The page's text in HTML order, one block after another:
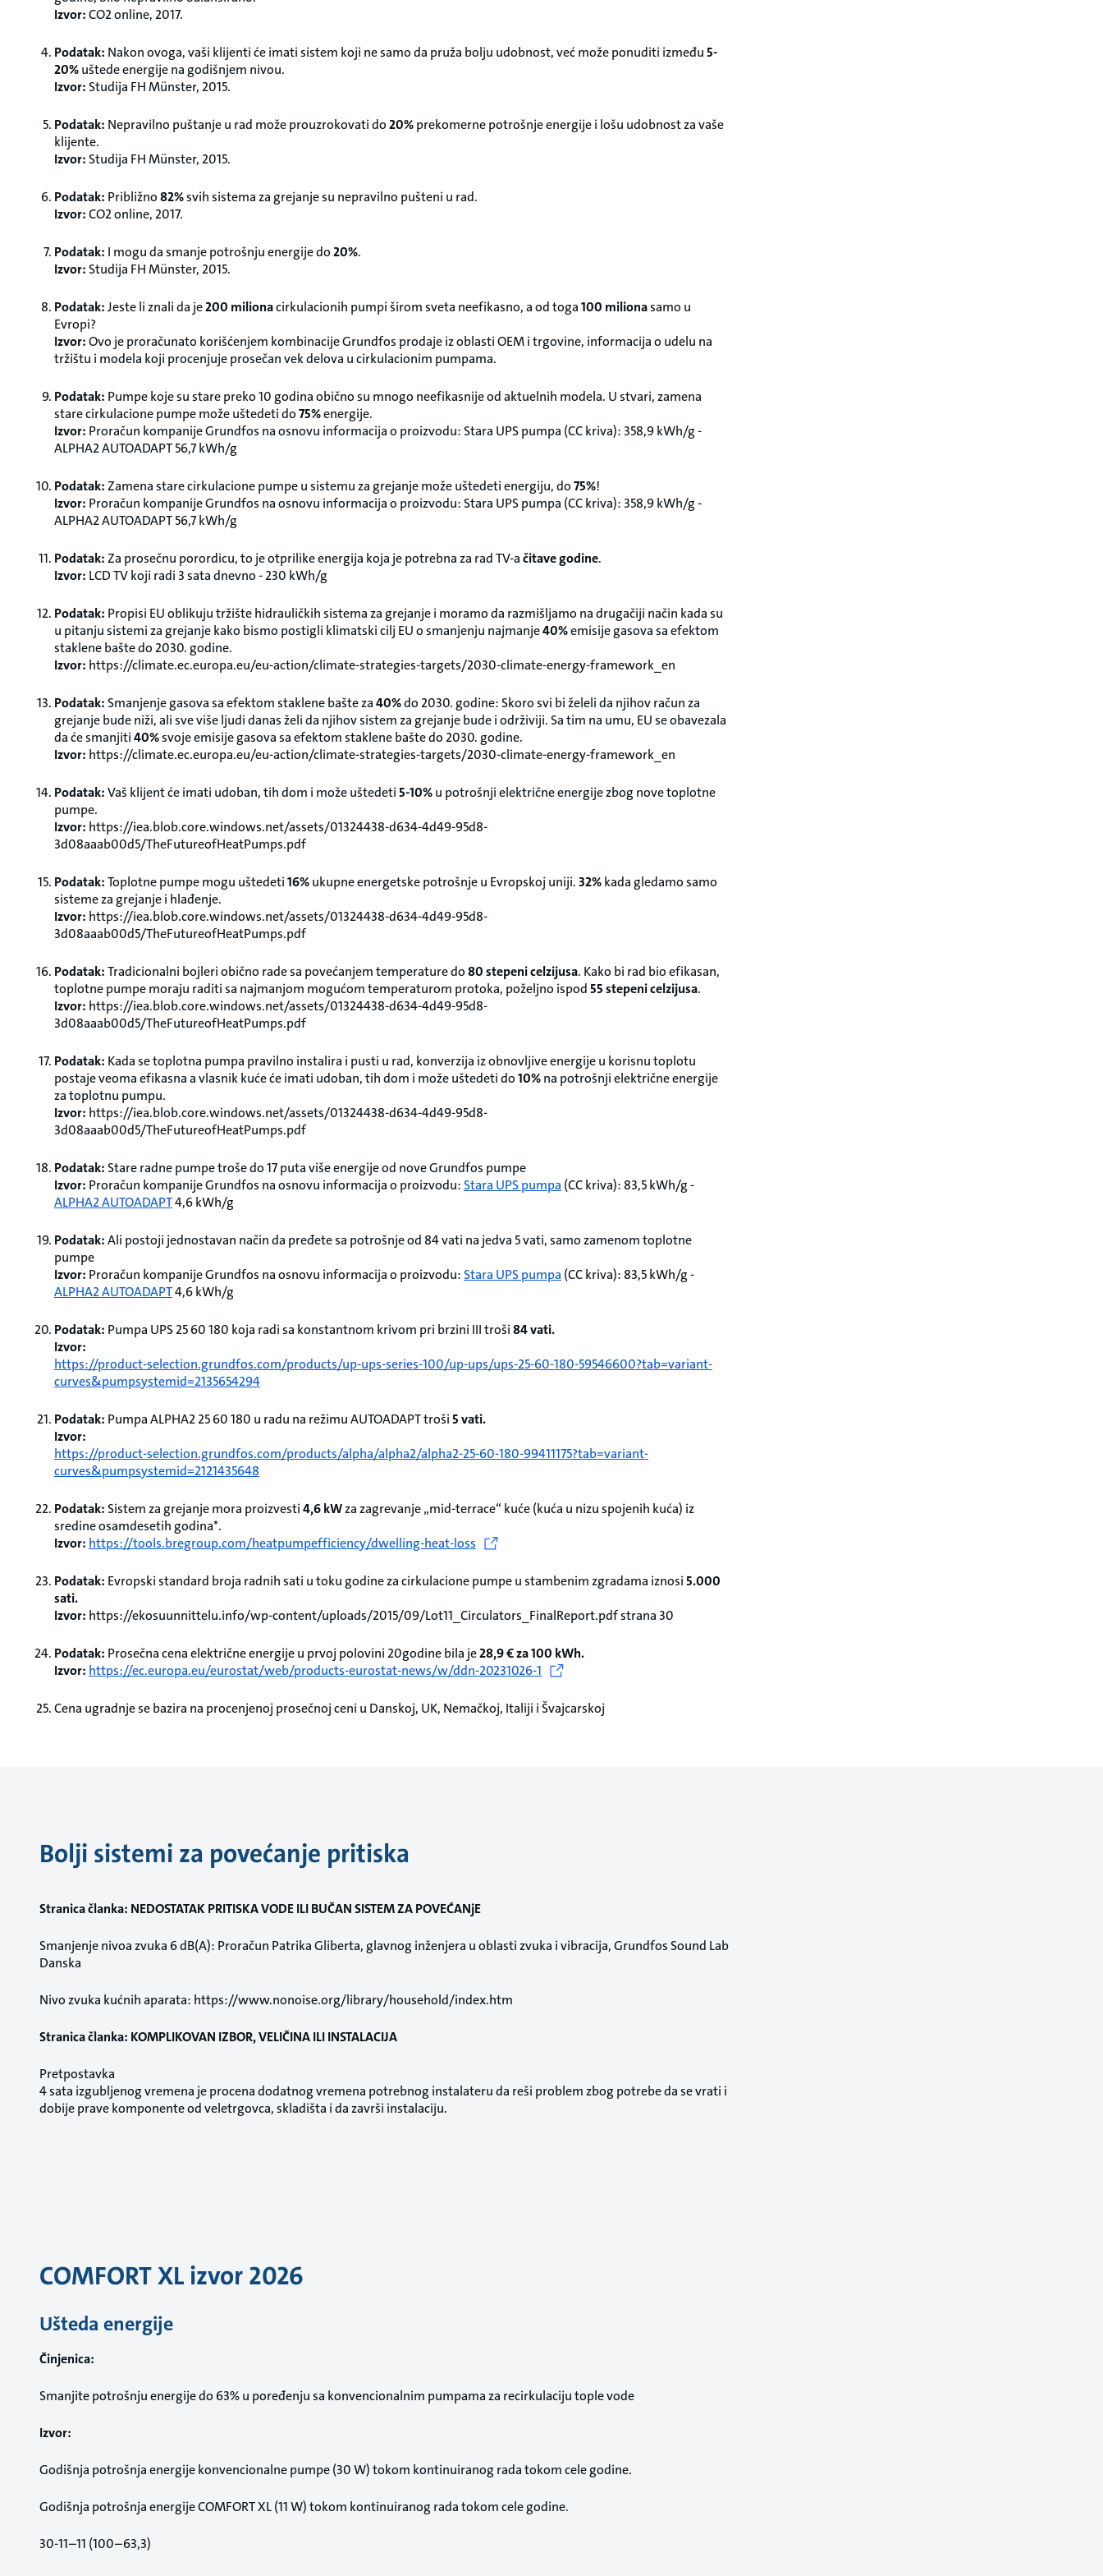
Izvor:CO2 online, 2017.
Podatak: Nakon ovoga, vaši klijenti će imati sistem koji ne samo da pruža bolju udobnost, već može ponuditi između5-
20%uštede energije na godišnjem nivou.
Izvor:Studija FH Münster, 2015.
Podatak: Nepravilno puštanje u rad može prouzrokovati do20%prekomerne potrošnje energije i lošu udobnost za vaše
klijente.
Izvor:Studija FH Münster, 2015.
Podatak: Približno82%svih sistema za grejanje su nepravilno pušteni u rad.
Izvor:CO2 online, 2017.
Podatak: I mogu da smanje potrošnju energije do20%.
Izvor:Studija FH Münster, 2015.
Podatak:Jeste li znali da je200 milionacirkulacionih pumpi širom sveta neefikasno, a od toga100 milionasamo u
Evropi?
Izvor:Ovo je proračunato korišćenjem kombinacije Grundfos prodaje iz oblasti OEM i trgovine, informacija o udelu na
tržištu i modela koji procenjuje prosečan vek delova u cirkulacionim pumpama.
Podatak: Pumpe koje su stare preko 10 godina obično su mnogo neefikasnije od aktuelnih modela. U stvari, zamena
stare cirkulacione pumpe može uštedeti do75%energije.
Izvor: Proračun kompanije Grundfos na osnovu informacija o proizvodu: Stara UPS pumpa (CC kriva): 358,9 kWh/g -
ALPHA2 AUTOADAPT 56,7 kWh/g
Podatak:Zamena stare cirkulacione pumpe u sistemu za grejanje može uštedeti energiju, do75%!
Izvor: Proračun kompanije Grundfos na osnovu informacija o proizvodu: Stara UPS pumpa (CC kriva): 358,9 kWh/g -
ALPHA2 AUTOADAPT 56,7 kWh/g
Podatak:Za prosečnu porordicu, to je otprilike energija koja je potrebna za rad TV-ačitave godine.
Izvor: LCD TV koji radi 3 sata dnevno - 230 kWh/g
Podatak: Propisi EU oblikuju tržište hidrauličkih sistema za grejanje i moramo da razmišljamo na drugačiji način kada su
u pitanju sistemi za grejanje kako bismo postigli klimatski cilj EU o smanjenju najmanje40%emisije gasova sa efektom
staklene bašte do 2030. godine.
Izvor: https://climate.ec.europa.eu/eu-action/climate-strategies-targets/2030-climate-energy-framework_en
Podatak:Smanjenje gasova sa efektom staklene bašte za40%do 2030. godine: Skoro svi bi želeli da njihov račun za
grejanje bude niži, ali sve više ljudi danas želi da njihov sistem za grejanje bude i održiviji. Sa tim na umu, EU se obavezala
da će smanjiti40%svoje emisije gasova sa efektom staklene bašte do 2030. godine.
Izvor: https://climate.ec.europa.eu/eu-action/climate-strategies-targets/2030-climate-energy-framework_en
Podatak:Vaš klijent će imati udoban, tih dom i može uštedeti5-10%u potrošnji električne energije zbog nove toplotne
pumpe.
Izvor: https://iea.blob.core.windows.net/assets/01324438-d634-4d49-95d8-
3d08aaab00d5/TheFutureofHeatPumps.pdf
Podatak:Toplotne pumpe mogu uštedeti16%ukupne energetske potrošnje u Evropskoj uniji.32%kada gledamo samo
sisteme za grejanje i hlađenje.
Izvor: https://iea.blob.core.windows.net/assets/01324438-d634-4d49-95d8-
3d08aaab00d5/TheFutureofHeatPumps.pdf
Podatak:Tradicionalni bojleri obično rade sa povećanjem temperature do80 stepeni celzijusa. Kako bi rad bio efikasan,
toplotne pumpe moraju raditi sa najmanjom mogućom temperaturom protoka, poželjno ispod55 stepeni celzijusa.
Izvor: https://iea.blob.core.windows.net/assets/01324438-d634-4d49-95d8-
3d08aaab00d5/TheFutureofHeatPumps.pdf
Podatak: Kada se toplotna pumpa pravilno instalira i pusti u rad, konverzija iz obnovljive energije u korisnu toplotu
postaje veoma efikasna a vlasnik kuće će imati udoban, tih dom i može uštedeti do10%na potrošnji električne energije
za toplotnu pumpu.
Izvor: https://iea.blob.core.windows.net/assets/01324438-d634-4d49-95d8-
3d08aaab00d5/TheFutureofHeatPumps.pdf
Podatak:Stare radne pumpe troše do 17 puta više energije od nove Grundfos pumpe
Izvor: Proračun kompanije Grundfos na osnovu informacija o proizvodu:Stara UPS pumpa (CC kriva): 83,5 kWh/g -
ALPHA2 AUTOADAPT4,6 kWh/g
Podatak:Ali postoji jednostavan način da pređete sa potrošnje od 84 vati na jedva 5 vati, samo zamenom toplotne
pumpe
Izvor: Proračun kompanije Grundfos na osnovu informacija o proizvodu:Stara UPS pumpa (CC kriva): 83,5 kWh/g -
ALPHA2 AUTOADAPT4,6 kWh/g
Podatak: Pumpa UPS 25 60 180 koja radi sa konstantnom krivom pri brzini III troši84 vati.
Izvor:
https://product-selection.grundfos.com/products/up-ups-series-100/up-ups/ups-25-60-180-59546600?tab=variant-
curves&pumpsystemid=2135654294
Podatak: Pumpa ALPHA2 25 60 180 u radu na režimu AUTOADAPT troši5 vati.
Izvor:
https://product-selection.grundfos.com/products/alpha/alpha2/alpha2-25-60-180-99411175?tab=variant-
curves&pumpsystemid=2121435648
Podatak:Sistem za grejanje mora proizvesti4,6 kWza zagrevanje „mid-terrace“ kuće (kuća u nizu spojenih kuća) iz
sredine osamdesetih godina*.
Izvor: https://tools.bregroup.com/heatpumpefficiency/dwelling-heat-loss
Podatak: Evropski standard broja radnih sati u toku godine za cirkulacione pumpe u stambenim zgradama iznosi5.000
sati.
Izvor: https://ekosuunnittelu.info/wp-content/uploads/2015/09/Lot11_Circulators_FinalReport.pdf strana 30
Podatak: Prosečna cena električne energije u prvoj polovini 20godine bila je28,9 € za 100 kWh.
Izvor: https://ec.europa.eu/eurostat/web/products-eurostat-news/w/ddn-20231026-1
Cena ugradnje se bazira na procenjenoj prosečnoj ceni u Danskoj, UK, Nemačkoj, Italiji i Švajcarskoj
Bolji sistemi za povećanje pritiska
Stranica članka: NEDOSTATAK PRITISKA VODE ILI BUČAN SISTEM ZA POVEĆANjE
Smanjenje nivoa zvuka 6 dB(A): Proračun Patrika Gliberta, glavnog inženjera u oblasti zvuka i vibracija, Grundfos Sound Lab
Danska
Nivo zvuka kućnih aparata: https://www.nonoise.org/library/household/index.htm
Stranica članka: KOMPLIKOVAN IZBOR, VELIČINA ILI INSTALACIJA
Pretpostavka
4 sata izgubljenog vremena je procena dodatnog vremena potrebnog instalateru da reši problem zbog potrebe da se vrati i
dobije prave komponente od veletrgovca, skladišta i da završi instalaciju.
COMFORT XL izvor 2026
Ušteda energije
Činjenica:
Smanjite potrošnju energije do 63% u poređenju sa konvencionalnim pumpama za recirkulaciju tople vode
Izvor:
Godišnja potrošnja energije konvencionalne pumpe (30 W) tokom kontinuiranog rada tokom cele godine.
Godišnja potrošnja energije COMFORT XL (11 W) tokom kontinuiranog rada tokom cele godine.
30-11–11 (100–63,3)